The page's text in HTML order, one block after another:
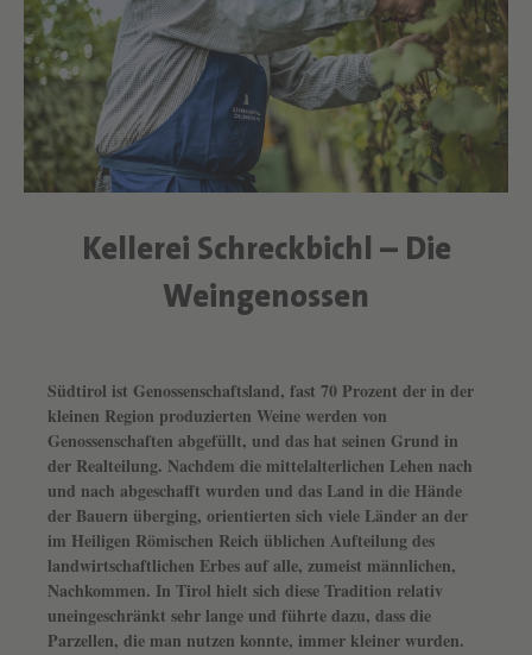
Kellerei Schreckbichl – Die
Weingenossen
Text überspringen
Südtirol ist Genossenschaftsland, fast 70 Prozent der in der
kleinen Region produzierten Weine werden von
Genossenschaften abgefüllt, und das hat seinen Grund in
der Realteilung. Nachdem die mittelalterlichen Lehen nach
und nach abgeschafft wurden und das Land in die Hände
der Bauern überging, orientierten sich viele Länder an der
im Heiligen Römischen Reich üblichen Aufteilung des
landwirtschaftlichen Erbes auf alle, zumeist männlichen,
Nachkommen. In Tirol hielt sich diese Tradition relativ
uneingeschränkt sehr lange und führte dazu, dass die
Parzellen, die man nutzen konnte, immer kleiner wurden.